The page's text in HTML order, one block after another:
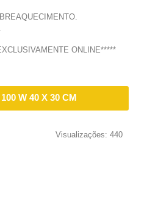
ONLINE*****
W 40 X 30 CM
Visualizações: 440